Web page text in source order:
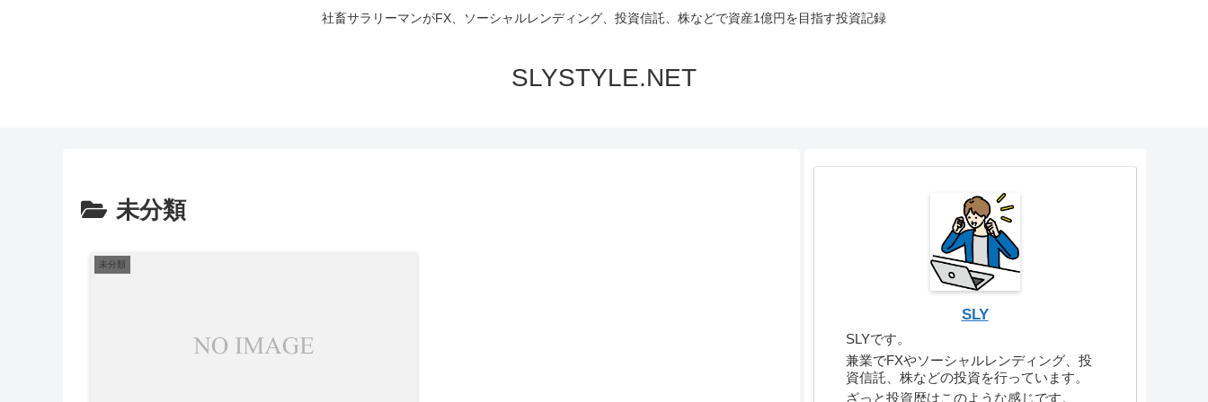
社畜サラリーマンがFX、ソーシャルレンディング、投資信託、株などで資産1億円を目指す投資記録
SLYSTYLE.NET
未分類
未分類
SLY
SLYです。
兼業でFXやソーシャルレンディング、投
資信託、株などの投資を行っています。
ざっと投資歴はこのような感じです。